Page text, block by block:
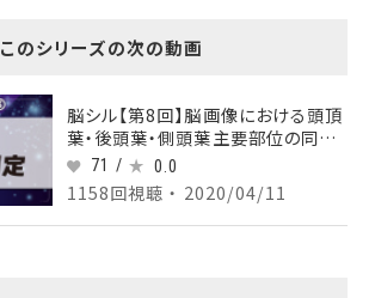
このシリーズの次の動画
脳シル【第8回】脳画像における頭頂
葉・後頭葉・側頭葉主要部位の同定
Part③側頭葉主要部位の同定
71 / 0.0
1158回視聴 ・ 2020/04/11